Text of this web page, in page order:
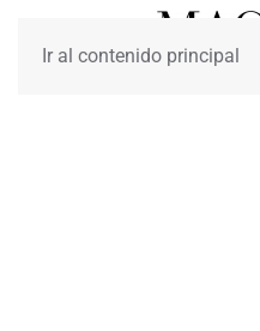
Ir al contenido principal